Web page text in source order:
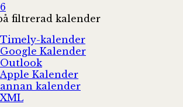
filtrerad kalender
kalender
Kalender
Kalender
kalender